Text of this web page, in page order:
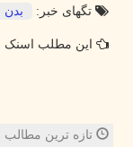
تگهای خبر:
بدن
این مطلب اسنک
تازه ترین مطالب